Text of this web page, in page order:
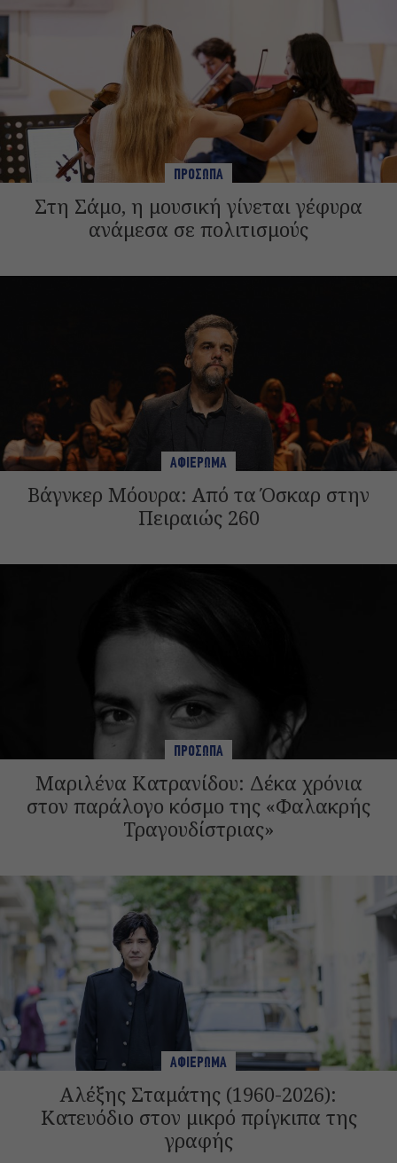
ΠΡΟΣΩΠΑ
Στη Σάμο, η μουσική γίνεται γέφυρα
ανάμεσα σε πολιτισμούς
ΑΦΙΕΡΩΜΑ
Βάγνκερ Μόουρα: Από τα Όσκαρ στην
Πειραιώς 260
ΠΡΟΣΩΠΑ
Μαριλένα Κατρανίδου: Δέκα χρόνια
στον παράλογο κόσμο της «Φαλακρής
Τραγουδίστριας»
ΑΦΙΕΡΩΜΑ
Αλέξης Σταμάτης (1960-2026):
Κατευόδιο στον μικρό πρίγκιπα της
γραφής